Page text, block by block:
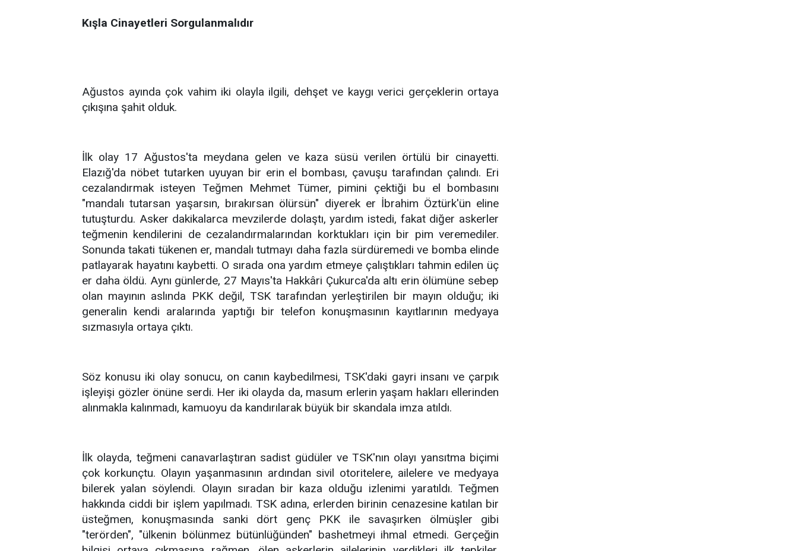
Kışla Cinayetleri Sorgulanmalıdır
Ağustos ayında çok vahim iki olayla ilgili, dehşet ve kaygı verici gerçeklerin ortaya
çıkışına şahit olduk.
İlk olay 17 Ağustos'ta meydana gelen ve kaza süsü verilen örtülü bir cinayetti.
Elazığ'da nöbet tutarken uyuyan bir erin el bombası, çavuşu tarafından çalındı. Eri
cezalandırmak isteyen Teğmen Mehmet Tümer, pimini çektiği bu el bombasını
"mandalı tutarsan yaşarsın, bırakırsan ölürsün" diyerek er İbrahim Öztürk'ün eline
tutuşturdu. Asker dakikalarca mevzilerde dolaştı, yardım istedi, fakat diğer askerler
teğmenin kendilerini de cezalandırmalarından korktukları için bir pim veremediler.
Sonunda takati tükenen er, mandalı tutmayı daha fazla sürdüremedi ve bomba elinde
patlayarak hayatını kaybetti. O sırada ona yardım etmeye çalıştıkları tahmin edilen üç
er daha öldü. Aynı günlerde, 27 Mayıs'ta Hakkâri Çukurca'da altı erin ölümüne sebep
olan mayının aslında PKK değil, TSK tarafından yerleştirilen bir mayın olduğu; iki
generalin kendi aralarında yaptığı bir telefon konuşmasının kayıtlarının medyaya
sızmasıyla ortaya çıktı.
Söz konusu iki olay sonucu, on canın kaybedilmesi, TSK'daki gayri insanı ve çarpık
işleyişi gözler önüne serdi. Her iki olayda da, masum erlerin yaşam hakları ellerinden
alınmakla kalınmadı, kamuoyu da kandırılarak büyük bir skandala imza atıldı.
İlk olayda, teğmeni canavarlaştıran sadist güdüler ve TSK'nın olayı yansıtma biçimi
çok korkunçtu. Olayın yaşanmasının ardından sivil otoritelere, ailelere ve medyaya
bilerek yalan söylendi. Olayın sıradan bir kaza olduğu izlenimi yaratıldı. Teğmen
hakkında ciddi bir işlem yapılmadı. TSK adına, erlerden birinin cenazesine katılan bir
üsteğmen, konuşmasında sanki dört genç PKK ile savaşırken ölmüşler gibi
"terörden", "ülkenin bölünmez bütünlüğünden" bashetmeyi ihmal etmedi. Gerçeğin